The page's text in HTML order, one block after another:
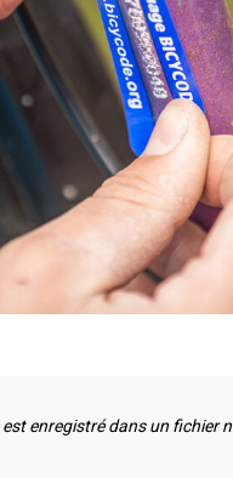
enregistré dans un fichier